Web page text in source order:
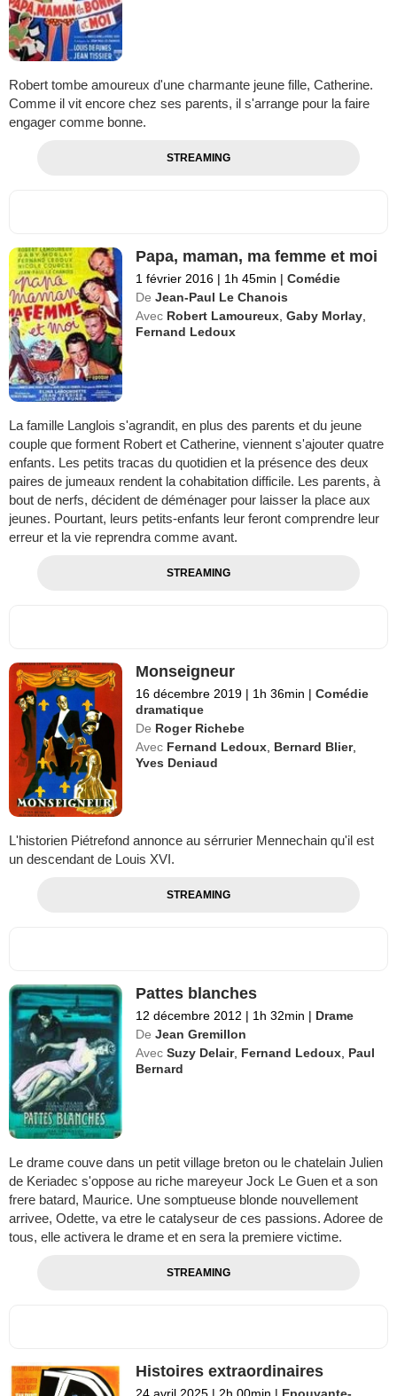
Robert tombe amoureux d'une charmante jeune fille, Catherine.
Comme il vit encore chez ses parents, il s'arrange pour la faire
engager comme bonne.
STREAMING
Papa, maman, ma femme et moi
1 février 2016 | 1h 45min | Comédie
De Jean-Paul Le Chanois
Avec Robert Lamoureux ,Gaby Morlay
Fernand Ledoux
La famille Langlois s'agrandit, en plus des parents et du jeune
couple que forment Robert et Catherine, viennent s'ajouter quatre
enfants. Les petits tracas du quotidien et la présence des deux
paires de jumeaux rendent la cohabitation difficile. Les parents, à
bout de nerfs, décident de déménager pour laisser la place aux
jeunes. Pourtant, leurs petits-enfants leur feront comprendre leur
erreur et la vie reprendra comme avant.
STREAMING
Monseigneur
16 décembre 2019 | 1h 36min | Comédie
dramatique
De Roger Richebe
Avec Fernand Ledoux Bernard Blier,
Yves Deniaud
L'historien Piétrefond annonce au sérrurier Mennechain qu'il est
un descendant de Louis XVI.
STREAMING
Pattes blanches
12 décembre 2012 | 1h 32min | Drame
De Jean Gremillon
Avec Suzy Delair, Fernand Ledoux Paul
Bernard
Le drame couve dans un petit village breton ou le chatelain Julien
de Keriadec s'oppose au riche mareyeur Jock Le Guen et a son
frere batard, Maurice. Une somptueuse blonde nouvellement
arrivee, Odette, va etre le catalyseur de ces passions. Adoree de
tous, elle activera le drame et en sera la premiere victime.
STREAMING
Histoires extraordinaires
24 avril 2025 | 2h 00min | Epouvante-